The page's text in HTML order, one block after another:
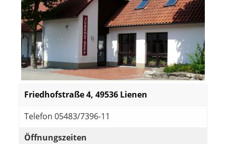
Friedhofstraße 4, 49536 Lienen
Telefon 05483/7396-11
Öffnungszeiten